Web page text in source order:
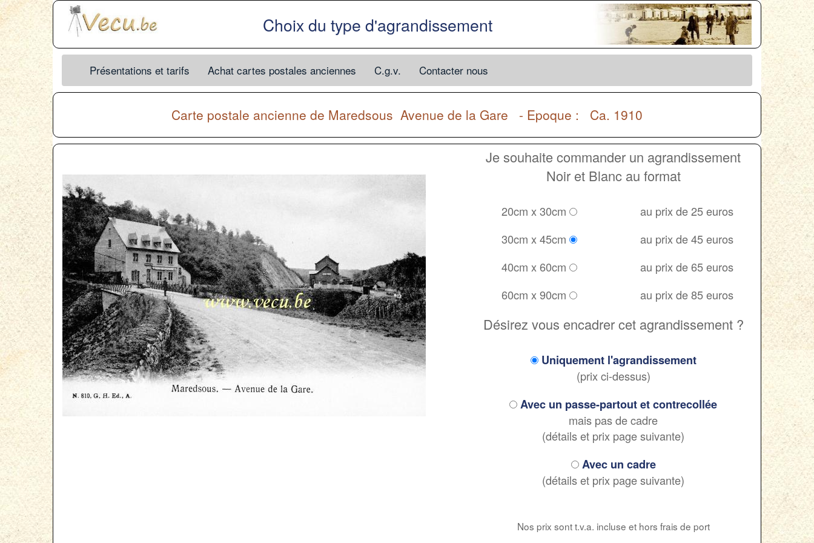
Choix du type d'agrandissement
Présentations et tarifs Achat cartes postales anciennes C.g.v. Contacter nous
Carte postale ancienne de Maredsous Avenue de la Gare - Epoque : Ca. 1910
Je souhaite commander un agrandissement
Noir et Blanc au format
20cm x 30cm
au prix de 25 euros
30cm x 45cm
au prix de 45 euros
40cm x 60cm
au prix de 65 euros
60cm x 90cm
au prix de 85 euros
Désirez vous encadrer cet agrandissement ?
Uniquement l'agrandissement
(prix ci-dessus)
Avec un passe-partout et contrecollée
mais pas de cadre
(détails et prix page suivante)
Avec un cadre
(détails et prix page suivante)
Nos prix sont t.v.a. incluse et hors frais de port